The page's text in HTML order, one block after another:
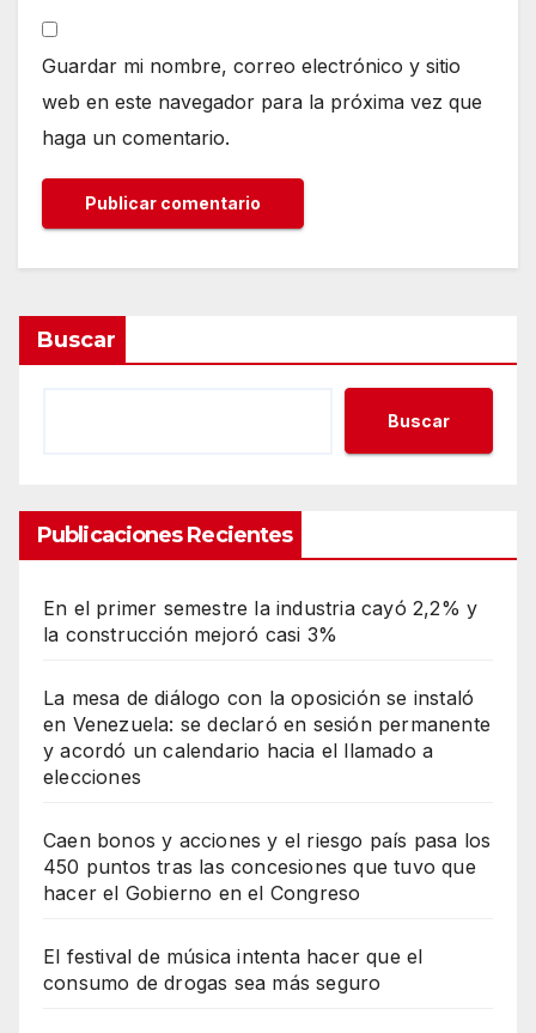
Guardar mi nombre, correo electrónico y sitio
web en este navegador para la próxima vez que
haga un comentario.
Buscar
Buscar
Publicaciones Recientes
En el primer semestre la industria cayó 2,2% y
la construcción mejoró casi 3%
La mesa de diálogo con la oposición se instaló
en Venezuela: se declaró en sesión permanente
y acordó un calendario hacia el llamado a
elecciones
Caen bonos y acciones y el riesgo país pasa los
450 puntos tras las concesiones que tuvo que
hacer el Gobierno en el Congreso
El festival de música intenta hacer que el
consumo de drogas sea más seguro